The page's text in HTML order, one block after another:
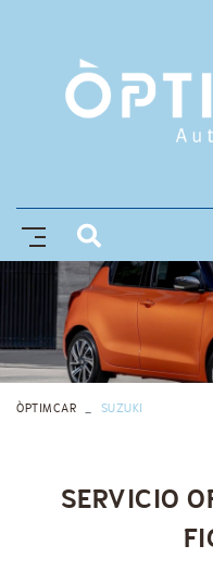
ÒPTIMCAR SUZUKI
SERVICIO